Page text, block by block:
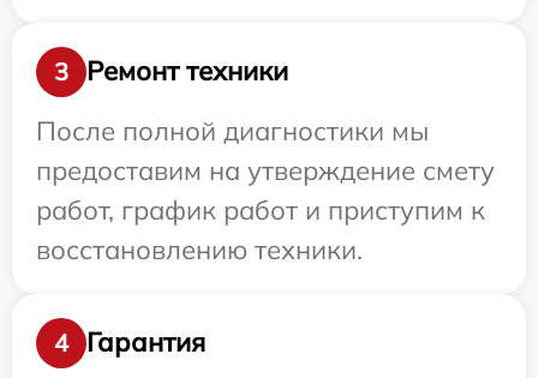
3
Ремонт техники
После полной диагностики мы
предоставим на утверждение смету
работ, график работ и приступим к
восстановлению техники.
4 Гарантия